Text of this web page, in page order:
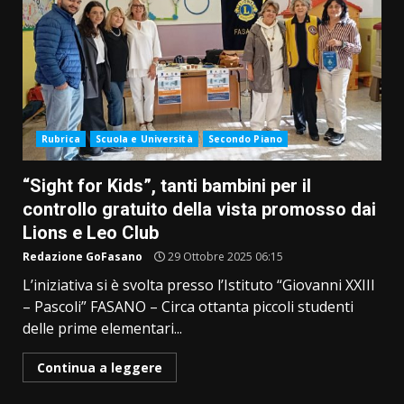
Rubrica Scuola e Università Secondo Piano
“Sight for Kids”, tanti bambini per il
controllo gratuito della vista promosso dai
Lions e Leo Club
Redazione GoFasano 29 Ottobre 2025 06:15
L’iniziativa si è svolta presso l’Istituto “Giovanni XXIII
– Pascoli” FASANO – Circa ottanta piccoli studenti
delle prime elementari...
Continua a leggere